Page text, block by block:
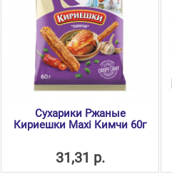
Сухарики Ржаные
Кириешки Maxi Кимчи 60г
31,31 р.